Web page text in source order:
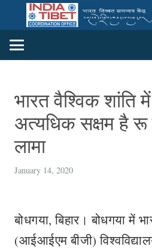
भारत वैश्विक शांति
अत्यधिक सक्षम है रू
लामा
January 14, 2020
बोधगया, बिहार। बोधगया में
(आईआईएम बीजी)